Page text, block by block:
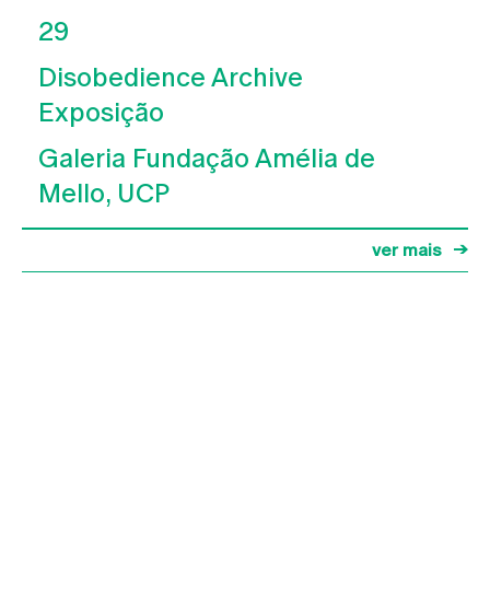
29
Disobedience Archive
Exposição
Galeria Fundação Amélia de
Mello, UCP
ver mais